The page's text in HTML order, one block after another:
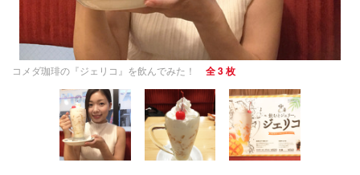
コメダ珈琲の『ジェリコ』を飲んでみた！ 全 3 枚